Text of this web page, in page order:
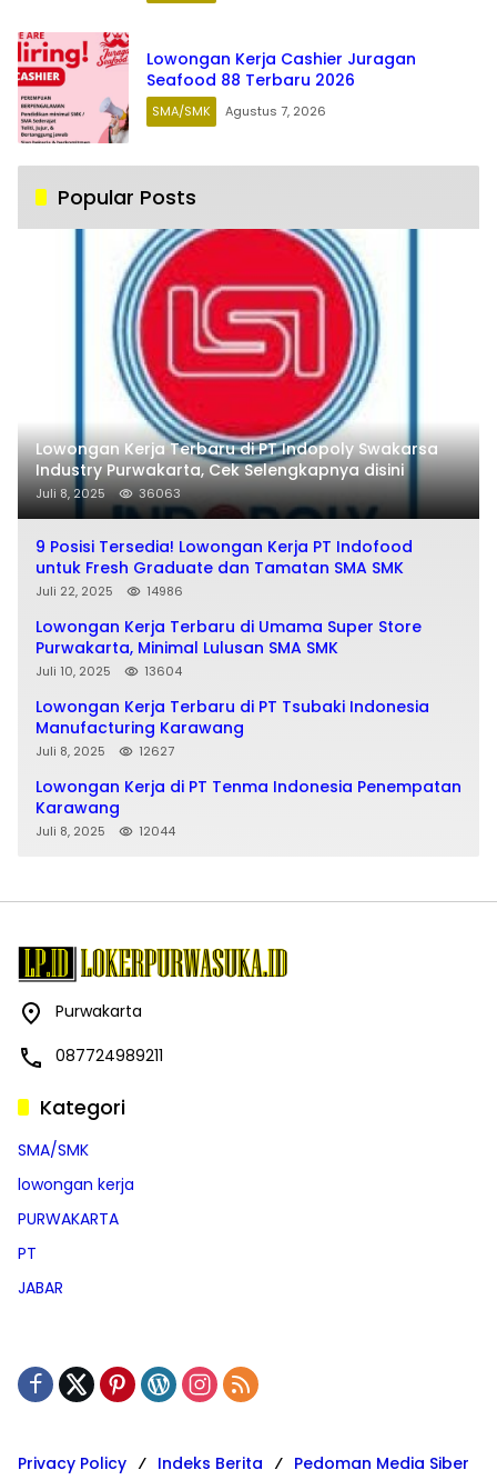
Lowongan Kerja Cashier Juragan
Seafood 88 Terbaru 2026
SMA/SMK Agustus 7, 2026
Popular Posts
Lowongan Kerja Terbaru di PT Indopoly Swakarsa
Industry Purwakarta, Cek Selengkapnya disini
Juli 8, 2025 36063
9 Posisi Tersedia! Lowongan Kerja PT Indofood
untuk Fresh Graduate dan Tamatan SMA SMK
Juli 22, 2025 14986
Lowongan Kerja Terbaru di Umama Super Store
Purwakarta, Minimal Lulusan SMA SMK
Juli 10, 2025 13604
Lowongan Kerja Terbaru di PT Tsubaki Indonesia
Manufacturing Karawang
Juli 8, 2025 12627
Lowongan Kerja di PT Tenma Indonesia Penempatan
Karawang
Juli 8, 2025 12044
Purwakarta
087724989211
Kategori
SMA/SMK
lowongan kerja
PURWAKARTA
PT
JABAR
Privacy Policy Indeks Berita Pedoman Media Siber